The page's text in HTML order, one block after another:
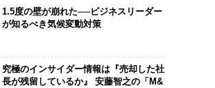
1.5度の壁が崩れた──ビジネスリーダー
が知るべき気候変動対策
究極のインサイダー情報は『売却した社
長が残留しているか』 安藤智之の「M&